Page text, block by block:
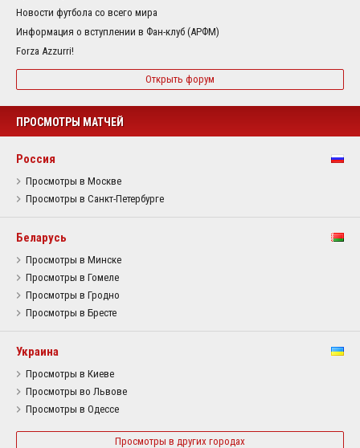
Новости футбола со всего мира
Информация о вступлении в Фан-клуб (АРФМ)
Forza Azzurri!
Открыть форум
ПРОСМОТРЫ МАТЧЕЙ
Россия
Просмотры в Москве
Просмотры в Санкт-Петербурге
Беларусь
Просмотры в Минске
Просмотры в Гомеле
Просмотры в Гродно
Просмотры в Бресте
Украина
Просмотры в Киеве
Просмотры во Львове
Просмотры в Одессе
Просмотры в других городах